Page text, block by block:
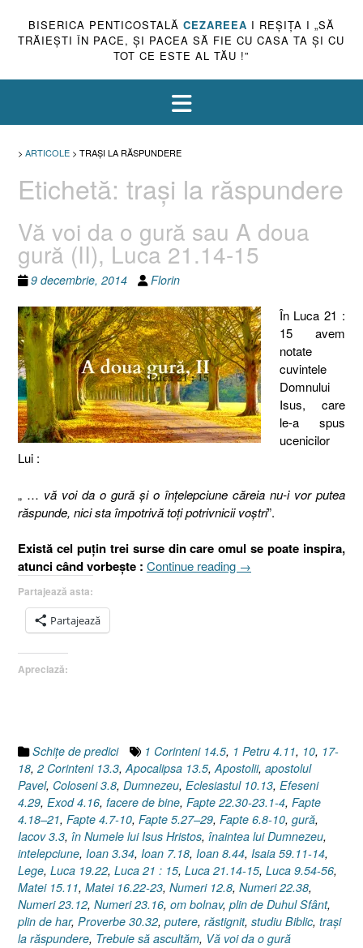
BISERICA PENTICOSTALĂ CEZAREEA I REŞIŢA I „SĂ
TRĂIEŞTI ÎN PACE, ŞI PACEA SĂ FIE CU CASA TA ŞI CU
TOT CE ESTE AL TĂU !”
> ARTICOLE > TRAŞI LA RĂSPUNDERE
Etichetă: traşi la răspundere
Vă voi da o gură sau A doua
gură (II), Luca 21.14-15
9 decembrie, 2014 Florin
În Luca 21 :
15 avem
notate
cuvintele
Domnului
Isus, care
le-a spus
ucenicilor
Lui :
„ … vă voi da o gură şi o înţelepciune căreia nu-i vor putea
răspunde, nici sta împotrivă toţi potrivnicii voştri”.
Există cel puţin trei surse din care omul se poate inspira,
atunci când vorbeşte : Continue reading „Vă
Luca
21.14-
15”
→
Partajează asta:
Partajează
Apreciază:
Schiţe de predici 1 Corinteni 14.5, 1 Petru 4.11, 10, 17-
18, 2 Corinteni 13.3,Apocalipsa 13.5,Apostolii, apostolul
Pavel, Coloseni 3.8, Dumnezeu, Eclesiastul 10.13, Efeseni
4.29, Exod 4.16, facere de bine, Fapte 22.30-23.1-4, Fapte
4.18–21, Fapte 4.7-10, Fapte 5.27–29, Fapte 6.8-10, gură,
Iacov 3.3, în Numele lui Isus Hristos, înaintea lui Dumnezeu,
intelepciune, Ioan 3.34, Ioan 7.18, Ioan 8.44, Isaia 59.11-14,
Lege, Luca 19.22, Luca 21 : 15, Luca 21.14-15, Luca 9.54-56,
Matei 15.11, Matei 16.22-23, Numeri 12.8, Numeri 22.38,
Numeri 23.12, Numeri 23.16, om bolnav, plin de Duhul Sfânt,
plin de har, Proverbe 30.32, putere, răstignit, studiu Biblic, traşi
la răspundere, Trebuie să ascultăm, Vă voi da o gură